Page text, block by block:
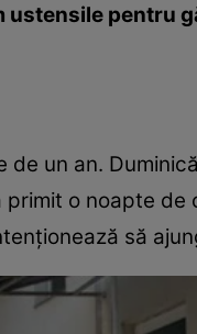
ustensile pentru
de un an.
primit o noapte
să